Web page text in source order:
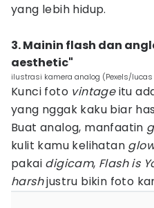
yang lebih hidup.
3. Mainin flash dan
aesthetic"
ilustrasi kamera analog (Pexels/
Kunci foto vintageitu
yang nggak kaku biar
Buat analog, manfaatin
kulit kamu kelihatan
pakai digicam, Flash is
harshjustru bikin foto